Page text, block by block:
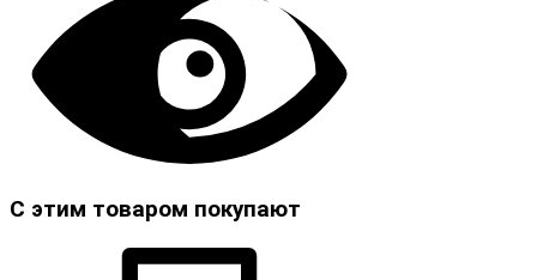
С этим товаром покупают